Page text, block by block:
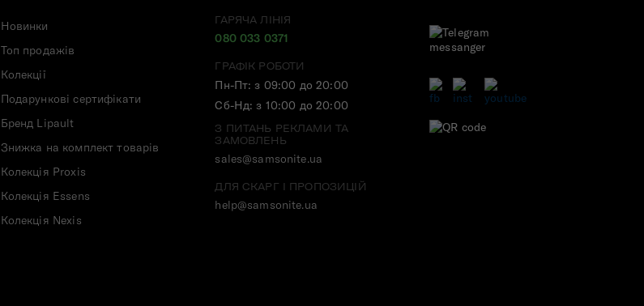
Новинки
Топ продажів
Колекції
Подарункові сертифікати
Бренд Lipault
Знижка на комплект товарів
Колекція Proxis
Колекція Essens
Колекція Nexis
ГАРЯЧА ЛІНІЯ
080 033 0371
ГРАФІК РОБОТИ
Пн-Пт: з 09:00 до 20:00
Сб-Нд: з 10:00 до 20:00
З ПИТАНЬ РЕКЛАМИ ТА
ЗАМОВЛЕНЬ
sales@samsonite.ua
ДЛЯ СКАРГ І ПРОПОЗИЦІЙ
help@samsonite.ua